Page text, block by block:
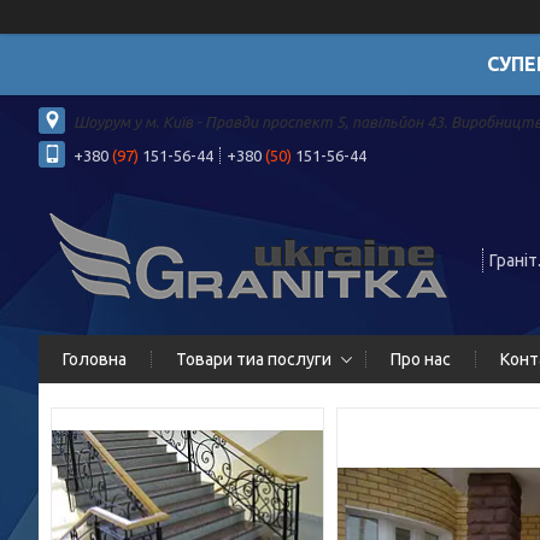
Шоурум у м. Київ - Правди проспект 5, павільйон 43.
+380 (97) 151-56-44 +380 (50) 151-56-44
Головна Товари тиа послуги Про нас